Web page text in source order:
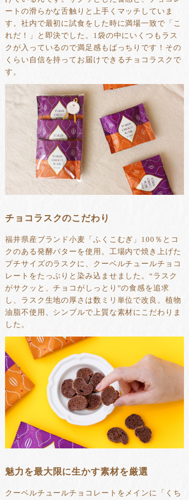
ートの滑らかな舌触りと上手くマッチしていま
す。社内で最初に試食をした時に満場一致で「こ
れだ！」と即決でした。1袋の中にいくつもラス
クが入っているので満足感もばっちりです！その
くらい自信を持ってお届けできるチョコラスクで
す。
チョコラスクのこだわり
福井県産ブランド小麦「ふくこむぎ」100％とコ
クのある発酵バターを使用。工場内で焼き上げた
プチサイズのラスクに、クーベルチュールチョコ
レートをたっぷりと染み込ませました。“ラスク
がサクッと、チョコがしっとり”の食感を追求
し、ラスク生地の厚さは数ミリ単位で改良。植物
油脂不使用、シンプルで上質な素材にこだわりま
した。
魅力を最大限に生かす素材を厳選
クーベルチュールチョコレートをメインに「くち